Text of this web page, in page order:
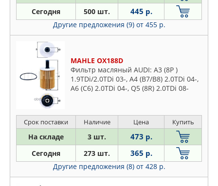
KRAFT
KRAUF
LAND ROVER
LIVCAR
LONGHO
LYNXAUTO
MAGNETI MARELLI
MAHLE
MANN
MAPCO
MARSHALL
MASUMA
MAZDA
Сегодня 500 шт. 445 р.
Другие предложения (9) от 455 р.
MAHLE OX188D
Фильтр масляный AUDI: A3 (8P )
1.9TDi/2.0TDi 03-, A4 (B7/B8) 2.0TDi 04-,
A6 (C6) 2.0TDi 04-, Q5 (8R) 2.0TDi 08-
Срок поставки Наличие Цена Купить
На складе 3 шт. 473 р.
Сегодня 273 шт. 365 р.
Другие предложения (8) от 428 р.